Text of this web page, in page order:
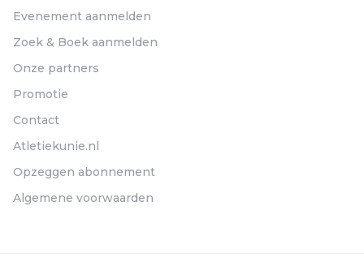
Evenement aanmelden
Zoek & Boek aanmelden
Onze partners
Promotie
Contact
Atletiekunie.nl
Opzeggen abonnement
Algemene voorwaarden